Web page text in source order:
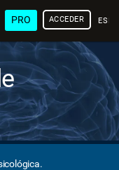
PRO ACCEDER